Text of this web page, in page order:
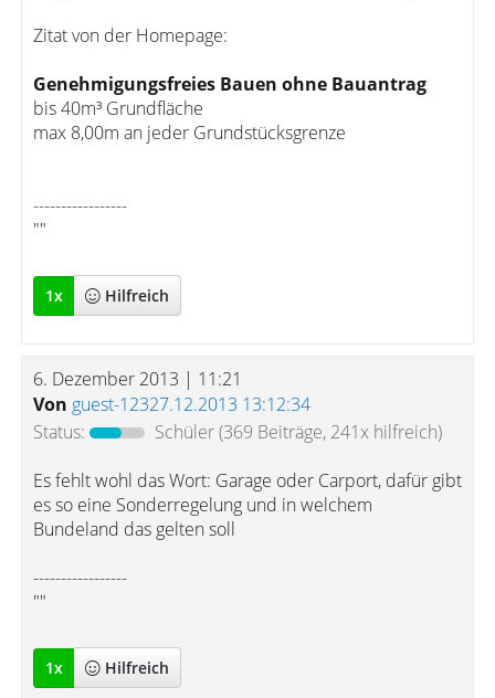
Zitat von der Homepage:
Genehmigungsfreies Bauen ohne Bauantrag
bis 40m³ Grundfläche
max 8,00m an jeder Grundstücksgrenze
-----------------
""
1x Hilfreich
6. Dezember 2013 | 11:21
Von guest-12327.12.2013 13:12:34
Status:
Schüler(369 Beiträge, 241x hilfreich)
Es fehlt wohl das Wort: Garage oder Carport, dafür gibt
es so eine Sonderregelung und in welchem
Bundeland das gelten soll
-----------------
""
1x Hilfreich